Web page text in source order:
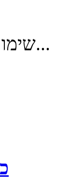
שימו לב, יש ללחוץ על...